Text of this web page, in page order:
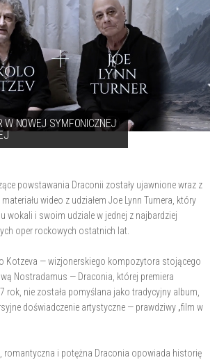
W NOWEJ SYMFONICZNEJ
powstawania Draconii zostały ujawnione wraz z
wideo z udziałem Joe Lynn Turnera, który
wokali i swoim udziale w jednej z najbardziej
oper rockowych ostatnich lat.
Kotzeva — wizjonerskiego kompozytora stojącego
Nostradamus — Draconia, której premiera
rok, nie została pomyślana jako tradycyjny album,
doświadczenie artystyczne — prawdziwy „film w
romantyczna i potężna Draconia opowiada historię